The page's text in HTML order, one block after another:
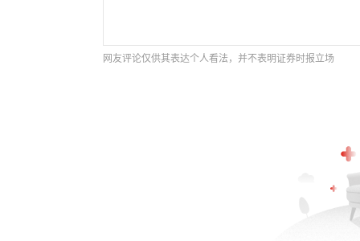
网友评论仅供其表达个人看法，并不表明证券时报立场